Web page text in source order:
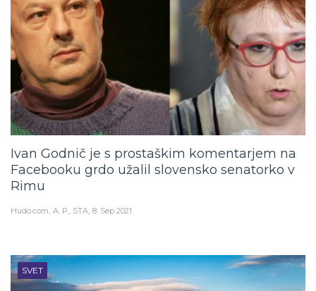
Ivan Godnič je s prostaškim komentarjem na
Facebooku grdo užalil slovensko senatorko v
Rimu
Hudo.com A. P., STA 8. Sep 2021
SVET